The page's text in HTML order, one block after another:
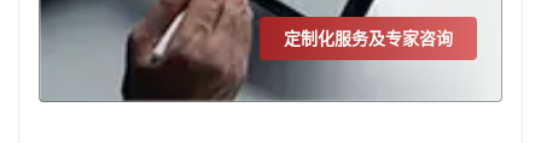
定制化服务及专家咨询